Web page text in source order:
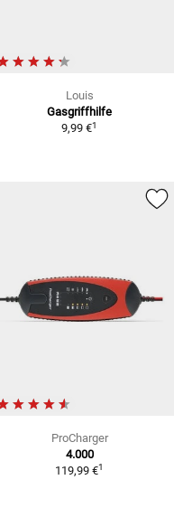
Louis
Gasgriffhilfe
9,99 €1
ProCharger
4.000
119,99 €1